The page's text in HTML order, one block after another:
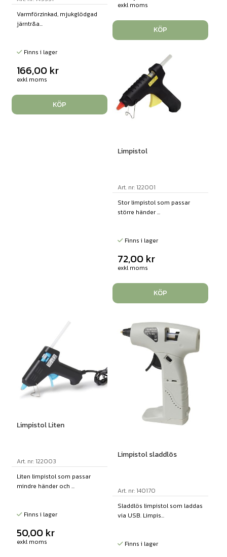
Varmförzinkad, mjukglödgad
järntr&a...
Finns i lager
166,00 kr
exkl moms
KÖP
exkl moms
KÖP
Limpistol
Art. nr: 122001
Stor limpistol som passar
större händer ...
Finns i lager
72,00 kr
exkl moms
KÖP
Limpistol Liten
Art. nr: 122003
Liten limpistol som passar
mindre händer och ...
Finns i lager
50,00 kr
exkl moms
Limpistol sladdlös
Art. nr: 140170
Sladdlös limpistol som laddas
via USB. Limpis...
Finns i lager